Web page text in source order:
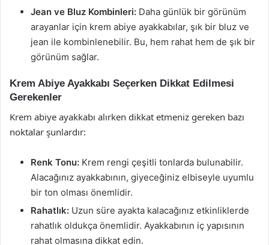
Jean ve Bluz Kombinleri: Daha günlük bir görünüm
arayanlar için krem abiye ayakkabılar, şık bir bluz ve
jean ile kombinlenebilir. Bu, hem rahat hem de şık bir
görünüm sağlar.
Krem Abiye Ayakkabı Seçerken Dikkat Edilmesi
Gerekenler
Krem abiye ayakkabı alırken dikkat etmeniz gereken bazı
noktalar şunlardır:
Renk Tonu: Krem rengi çeşitli tonlarda bulunabilir.
Alacağınız ayakkabının, giyeceğiniz elbiseyle uyumlu
bir ton olması önemlidir.
Rahatlık: Uzun süre ayakta kalacağınız etkinliklerde
rahatlık oldukça önemlidir. Ayakkabının iç yapısının
rahat olmasına dikkat edin.